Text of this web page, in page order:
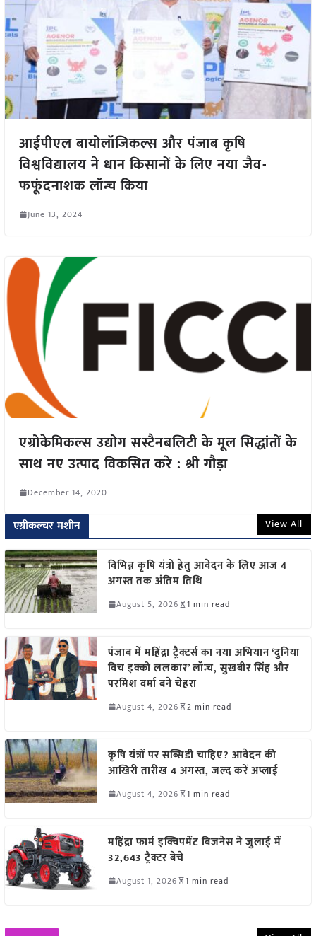
आईपीएल बायोलॉजिकल्स और पंजाब कृषि
विश्वविद्यालय ने धान किसानों के लिए नया जैव-
फफूंदनाशक लॉन्च किया
June 13, 2024
एग्रोकेमिकल्स उद्योग सस्टैनबलिटी के मूल सिद्धांतों के
साथ नए उत्पाद विकसित करे : श्री गौड़ा
December 14, 2020
एग्रीकल्चर मशीन View All
विभिन्न कृषि यंत्रों हेतु आवेदन के लिए आज 4
अगस्त तक अंतिम तिथि
August 5, 2026 1 min read
पंजाब में महिंद्रा ट्रैक्टर्स का नया अभियान ‘दुनिया
विच इक्को ललकार’ लॉन्च, सुखबीर सिंह और
परमिश वर्मा बने चेहरा
August 4, 2026 2 min read
कृषि यंत्रों पर सब्सिडी चाहिए? आवेदन की
आखिरी तारीख 4 अगस्त, जल्द करें अप्लाई
August 4, 2026 1 min read
महिंद्रा फार्म इक्विपमेंट बिजनेस ने जुलाई में
32,643 ट्रैक्टर बेचे
August 1, 2026 1 min read